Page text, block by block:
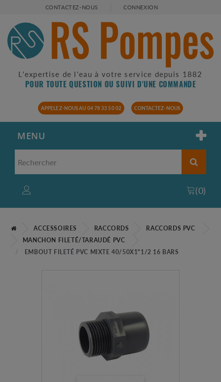
CONTACTEZ-NOUS CONNEXION
L'expertise de l'eau à votre service depuis 1882
POUR TOUTE QUESTION OU SUIVI D'UNE COMMANDE
APPELEZ-NOUS AU 04 78 33 50 02 CONTACTEZ-NOUS
MENU
(0)
ACCESSOIRES RACCORDS
RACCORDS PVC
MANCHON FILETÉ/TARAUDÉ PVC
EMBOUT FILETÉ PVC MIXTE 40/50X1"1/2 16 BARS